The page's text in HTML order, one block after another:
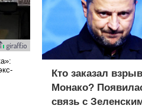
Кто заказал
Монако?
связь с